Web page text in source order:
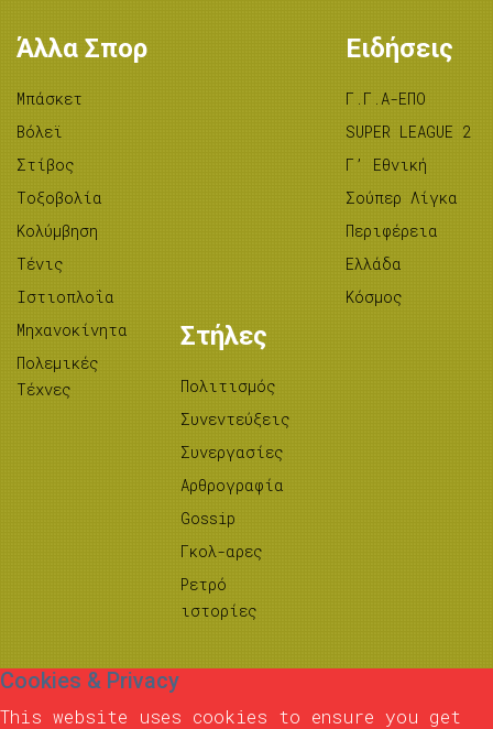
Άλλα Σπορ
Μπάσκετ
Βόλεϊ
Στίβος
Tοξοβολία
Κολύμβηση
Τένις
Ιστιοπλοΐα
Μηχανοκίνητα
Πολεμικές
Τέχνες
Ειδήσεις
Γ.Γ.Α-ΕΠΟ
SUPER LEAGUE 2
Γ’ Εθνική
Σούπερ Λίγκα
Περιφέρεια
Ελλάδα
Κόσμος
Στήλες
Πολιτισμός
Συνεντεύξεις
Συνεργασίες
Αρθρογραφία
Gossip
Γκολ-αρες
Ρετρό
ιστορίες
Cookies & Privacy
This website uses cookies to ensure you get